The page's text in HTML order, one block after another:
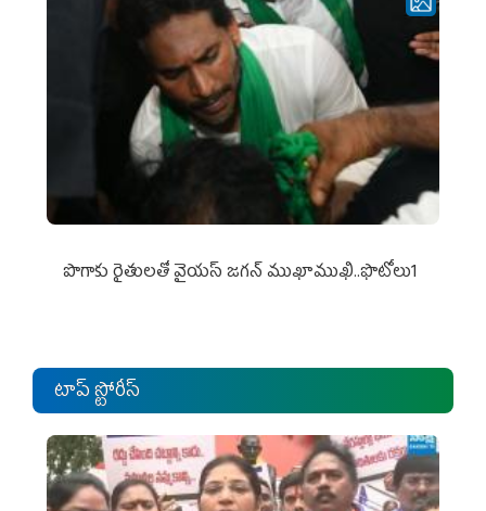
పొగాకు రైతుల‌తో వైయ‌స్ జ‌గ‌న్ ముఖాముఖి..ఫొటోలు1
టాప్ స్టోరీస్